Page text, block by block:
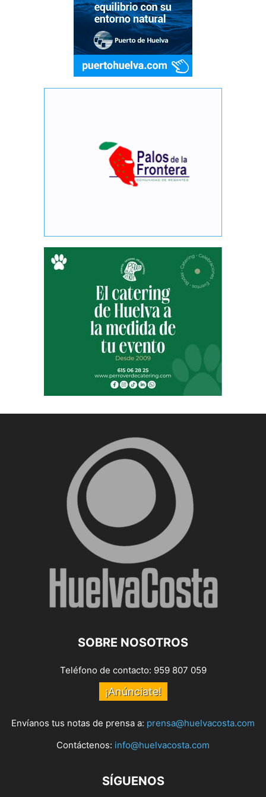
SOBRE NOSOTROS
Teléfono de contacto: 959 807 059
¡Anúnciate!
Envíanos tus notas de prensa a: prensa@huelvacosta.com
Contáctenos: info@huelvacosta.com
SÍGUENOS